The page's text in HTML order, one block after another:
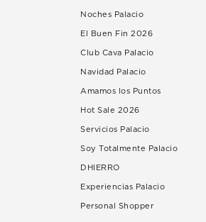
Noches Palacio
El Buen Fin 2026
Club Cava Palacio
Navidad Palacio
Amamos los Puntos
Hot Sale 2026
Servicios Palacio
Soy Totalmente Palacio
DHIERRO
Experiencias Palacio
Personal Shopper